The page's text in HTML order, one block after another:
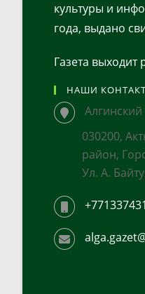
культуры и
года, выдано
Газета выходит
НАШИ
030200,
район,
Ул. А.